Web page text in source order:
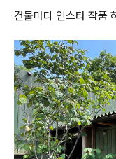
건물마다 인스타 작품